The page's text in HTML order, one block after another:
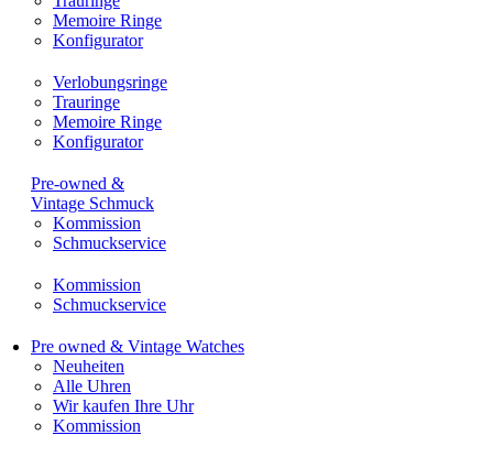
Memoire Ringe
Konfigurator
Verlobungsringe
Trauringe
Memoire Ringe
Konfigurator
Pre-owned &
Vintage Schmuck
Kommission
Schmuckservice
Kommission
Schmuckservice
Pre owned & Vintage Watches
Neuheiten
Alle Uhren
Wir kaufen Ihre Uhr
Kommission